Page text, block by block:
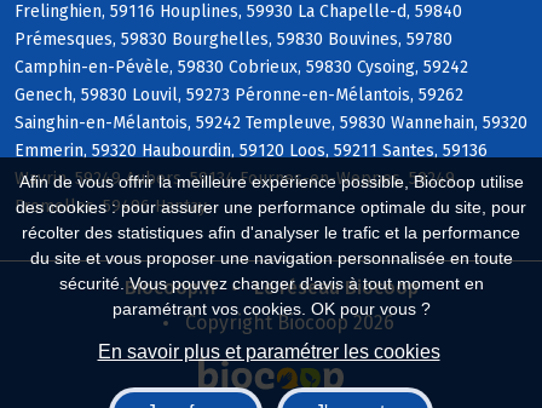
Afin de vous offrir la meilleure expérience possible, Biocoop utilise
des cookies : pour assurer une performance optimale du site, pour
récolter des statistiques afin d'analyser le trafic et la performance
du site et vous proposer une navigation personnalisée en toute
sécurité. Vous pouvez changer d'avis à tout moment en
paramétrant vos cookies. OK pour vous ?
En savoir plus et paramétrer les cookies
Frelinghien, 59116 Houplines, 59930 La Chapelle-d, 59840
Prémesques, 59830 Bourghelles, 59830 Bouvines, 59780
Camphin-en-Pévèle, 59830 Cobrieux, 59830 Cysoing, 59242
Genech, 59830 Louvil, 59273 Péronne-en-Mélantois, 59262
Sainghin-en-Mélantois, 59242 Templeuve, 59830 Wannehain, 59320
Emmerin, 59320 Haubourdin, 59120 Loos, 59211 Santes, 59136
Wavrin, 59249 Aubers, 59134 Fournes-en-Weppes, 59249
Fromelles, 59496 Hantay
Biocoop.fr
Le réseau Biocoop
Copyright Biocoop 2026